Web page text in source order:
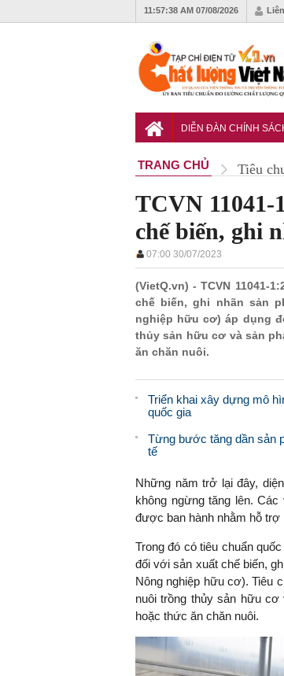
11:57:39 AM 07/08/2026
DIỄN ĐÀN CHÍNH
TRANG CHỦ Tiêu
TCVN 11041-
chế biến, ghi
07:00 30/07/2023
(VietQ.vn) - TCVN 11041-
chế biến, ghi nhãn sản
nghiệp hữu cơ) áp dụng
thủy sản hữu cơ và sản
ăn chăn nuôi.
Triển khai xây dựng mô
quốc gia
Từng bước tăng dần sản
tế
Những năm trở lại đây,
không ngừng tăng lên.
được ban hành nhằm hỗ trợ
Trong đó có tiêu chuẩn
đối với sản xuất chế biến,
Nông nghiệp hữu cơ). Tiêu
nuôi trồng thủy sản hữu
hoặc thức ăn chăn nuôi.